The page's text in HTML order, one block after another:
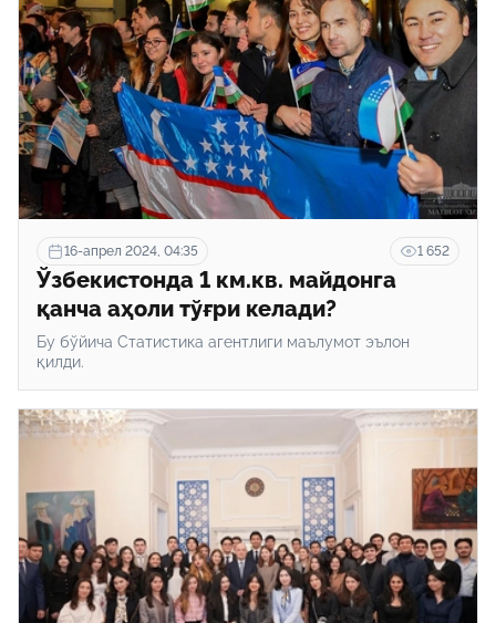
16-апрел 2024, 04:35 1 652
Ўзбекистонда 1 км.кв. майдонга
қанча аҳоли тўғри келади?
Бу бўйича Статистика агентлиги маълумот эълон
қилди.